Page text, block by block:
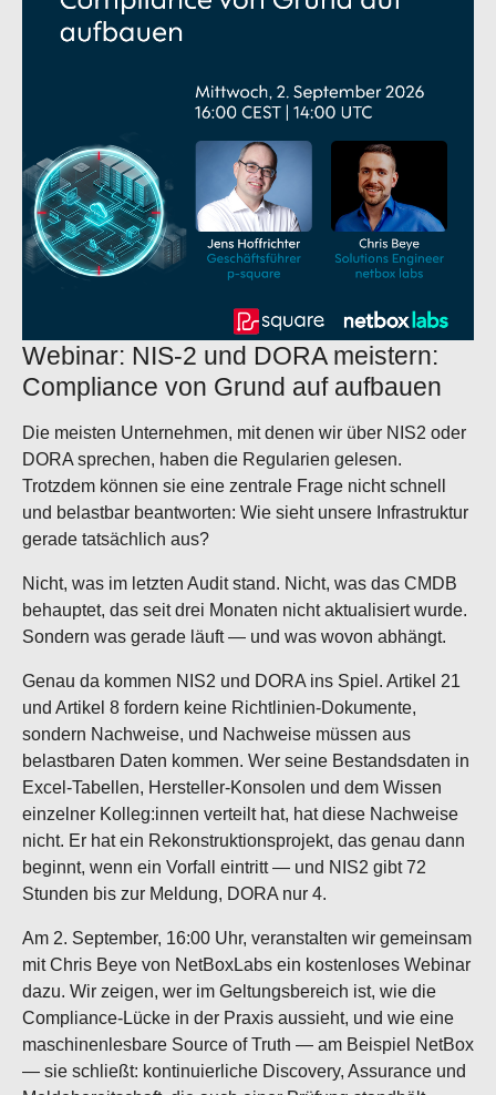
Webinar: NIS-2 und DORA meistern:
Compliance von Grund auf aufbauen
Die meisten Unternehmen, mit denen wir über NIS2 oder
DORA sprechen, haben die Regularien gelesen.
Trotzdem können sie eine zentrale Frage nicht schnell
und belastbar beantworten: Wie sieht unsere Infrastruktur
gerade tatsächlich aus?
Nicht, was im letzten Audit stand. Nicht, was das CMDB
behauptet, das seit drei Monaten nicht aktualisiert wurde.
Sondern was gerade läuft — und was wovon abhängt.
Genau da kommen NIS2 und DORA ins Spiel. Artikel 21
und Artikel 8 fordern keine Richtlinien-Dokumente,
sondern Nachweise, und Nachweise müssen aus
belastbaren Daten kommen. Wer seine Bestandsdaten in
Excel-Tabellen, Hersteller-Konsolen und dem Wissen
einzelner Kolleg:innen verteilt hat, hat diese Nachweise
nicht. Er hat ein Rekonstruktionsprojekt, das genau dann
beginnt, wenn ein Vorfall eintritt — und NIS2 gibt 72
Stunden bis zur Meldung, DORA nur 4.
Am 2. September, 16:00 Uhr, veranstalten wir gemeinsam
mit Chris Beye von NetBoxLabs ein kostenloses Webinar
dazu. Wir zeigen, wer im Geltungsbereich ist, wie die
Compliance-Lücke in der Praxis aussieht, und wie eine
maschinenlesbare Source of Truth — am Beispiel NetBox
— sie schließt: kontinuierliche Discovery, Assurance und